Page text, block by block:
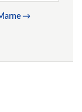
→